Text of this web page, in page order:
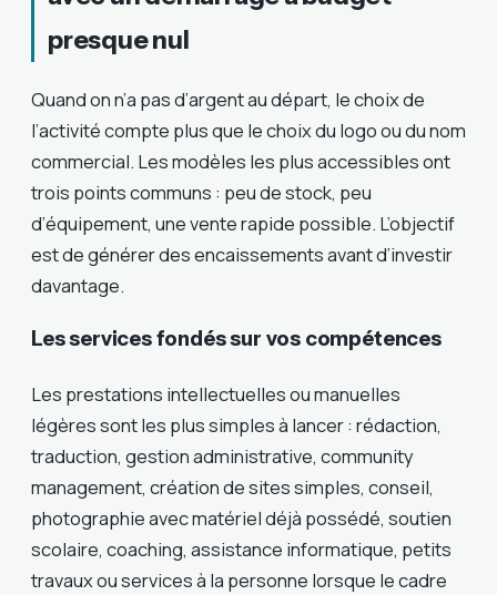
presque nul
Quand on n’a pas d’argent au départ, le choix de
l’activité compte plus que le choix du logo ou du nom
commercial. Les modèles les plus accessibles ont
trois points communs : peu de stock, peu
d’équipement, une vente rapide possible. L’objectif
est de générer des encaissements avant d’investir
davantage.
Les services fondés sur vos compétences
Les prestations intellectuelles ou manuelles
légères sont les plus simples à lancer : rédaction,
traduction, gestion administrative, community
management, création de sites simples, conseil,
photographie avec matériel déjà possédé, soutien
scolaire, coaching, assistance informatique, petits
travaux ou services à la personne lorsque le cadre